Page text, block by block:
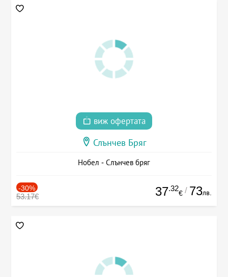
виж офертата
Слънчев Бряг
Нобел - Слънчев бряг
-30%
53.17€ 37.32
€ / 73лв.